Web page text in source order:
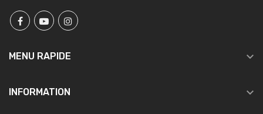
MENU RAPIDE 
INFORMATION 